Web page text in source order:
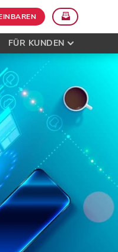
FÜR KUNDEN